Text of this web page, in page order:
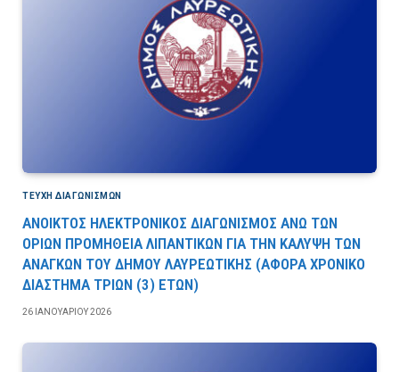
ΤΕΎΧΗ ΔΙΑΓΩΝΙΣΜΏΝ
ΑΝΟΙΚΤΟΣ ΗΛΕΚΤΡΟΝΙΚΟΣ ΔΙΑΓΩΝΙΣΜΟΣ ΑΝΩ ΤΩΝ
ΟΡΙΩΝ ΠΡΟΜΗΘΕΙΑ ΛΙΠΑΝΤΙΚΩΝ ΓΙΑ ΤΗΝ ΚΑΛΥΨΗ ΤΩΝ
ΑΝΑΓΚΩΝ ΤΟΥ ΔΗΜΟΥ ΛΑΥΡΕΩΤΙΚΗΣ (ΑΦΟΡΑ ΧΡΟΝΙΚΟ
ΔΙΑΣΤΗΜΑ ΤΡΙΩΝ (3) ΕΤΩΝ)
26 ΙΑΝΟΥΑΡΊΟΥ 2026